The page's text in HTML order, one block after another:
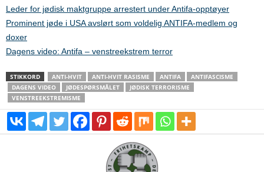
Leder for jødisk maktgruppe arrestert under Antifa-opptøyer
Prominent jøde i USA avslørt som voldelig ANTIFA-medlem og
doxer
Dagens video: Antifa – venstreekstrem terror
STIKKORD ANTI-HVIT ANTI-HVIT RASISME ANTIFA
ANTIFASCISME
DAGENS VIDEO
JØDESPØRSMÅLET
JØDISK TERRORISME
VENSTREEKSTREMISME